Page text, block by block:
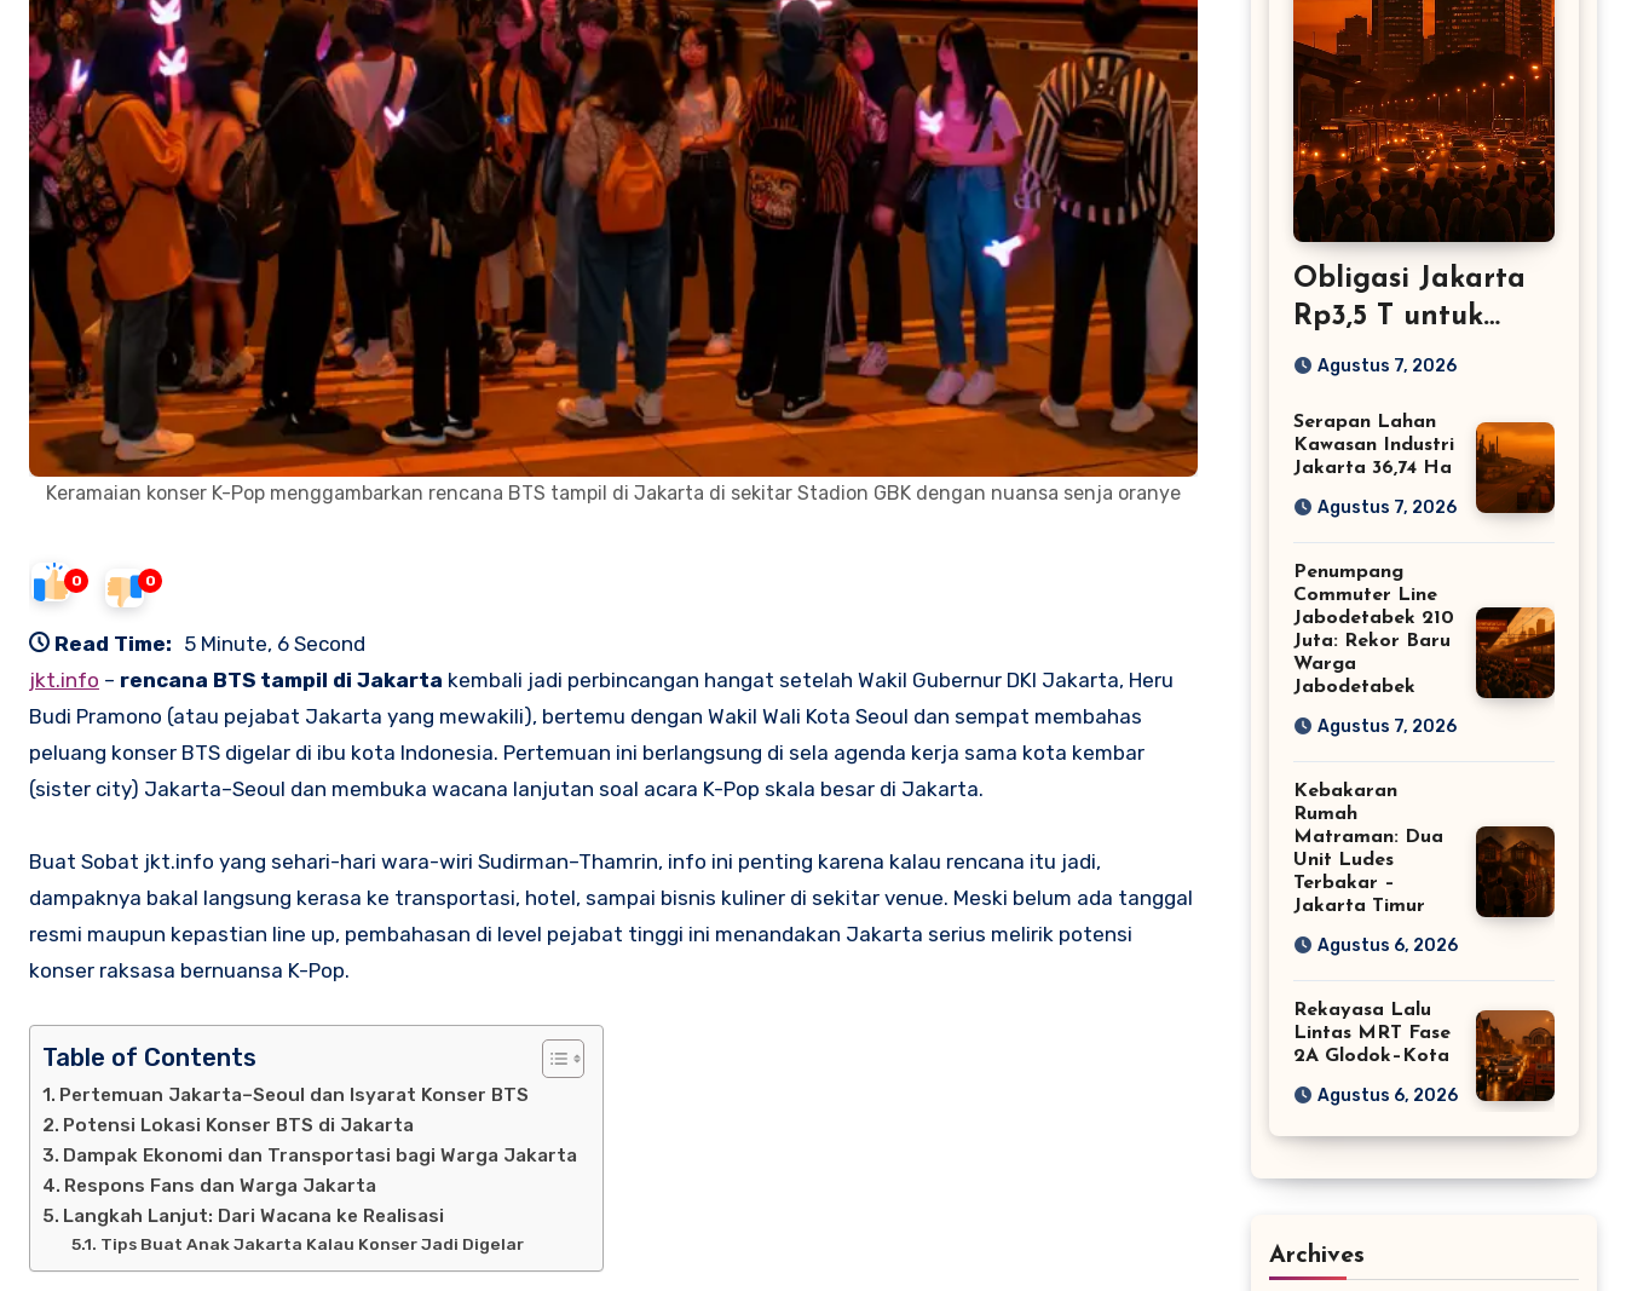
Keramaian konser K-Pop menggambarkan rencana BTS tampil di Jakarta di sekitar Stadion GBK dengan nuansa senja oranye
0 0
Read Time: 5 Minute, 6 Second
jkt.info – rencana BTS tampil di Jakarta kembali jadi perbincangan hangat setelah Wakil Gubernur DKI Jakarta, Heru
Budi Pramono (atau pejabat Jakarta yang mewakili), bertemu dengan Wakil Wali Kota Seoul dan sempat membahas
peluang konser BTS digelar di ibu kota Indonesia. Pertemuan ini berlangsung di sela agenda kerja sama kota kembar
(sister city) Jakarta–Seoul dan membuka wacana lanjutan soal acara K-Pop skala besar di Jakarta.
Buat Sobat jkt.info yang sehari-hari wara-wiri Sudirman–Thamrin, info ini penting karena kalau rencana itu jadi,
dampaknya bakal langsung kerasa ke transportasi, hotel, sampai bisnis kuliner di sekitar venue. Meski belum ada tanggal
resmi maupun kepastian line up, pembahasan di level pejabat tinggi ini menandakan Jakarta serius melirik potensi
konser raksasa bernuansa K-Pop.
Table of Contents
Pertemuan Jakarta–Seoul dan Isyarat Konser BTS
Potensi Lokasi Konser BTS di Jakarta
Dampak Ekonomi dan Transportasi bagi Warga Jakarta
Respons Fans dan Warga Jakarta
Langkah Lanjut: Dari Wacana ke Realisasi
Tips Buat Anak Jakarta Kalau Konser Jadi Digelar
Obligasi Jakarta
Rp3,5 T untuk
Infrastruktur –
Agustus 7, 2026
Serapan Lahan
Kawasan Industri
Jakarta 36,74 Ha
Agustus 7, 2026
Penumpang
Commuter Line
Jabodetabek 210
Juta: Rekor Baru
Warga
Jabodetabek
Agustus 7, 2026
Kebakaran
Rumah
Matraman: Dua
Unit Ludes
Terbakar –
Jakarta Timur
Agustus 6, 2026
Rekayasa Lalu
Lintas MRT Fase
2A Glodok–Kota
Agustus 6, 2026
Archives